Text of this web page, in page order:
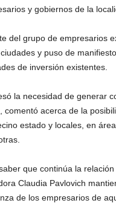
y gobiernos de la
del grupo de empresarios
y puso de
de inversión existentes.
la necesidad de generar
comentó acerca de la
estado y locales, en
que continúa la
Claudia Pavlovich
de los empresarios de